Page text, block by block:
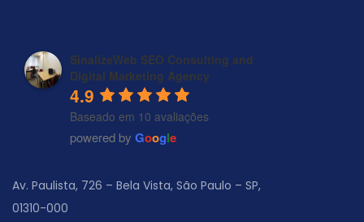
SinalizeWeb SEO Consulting and
Digital Marketing Agency
4.9
Baseado em 10 avaliações
powered by Google
Av. Paulista, 726 – Bela Vista, São Paulo – SP,
01310-000